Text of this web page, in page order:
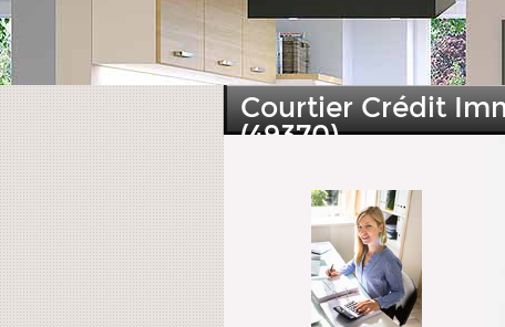
Courtier Crédit
(49370)